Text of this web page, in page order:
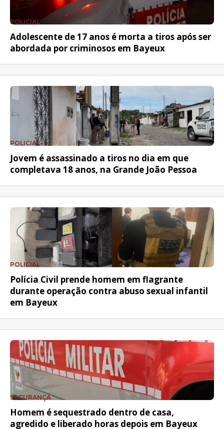
POLICIAL
Adolescente de 17 anos é morta a tiros após ser
abordada por criminosos em Bayeux
POLICIAL
Jovem é assassinado a tiros no dia em que
completava 18 anos, na Grande João Pessoa
POLICIAL
Polícia Civil prende homem em flagrante
durante operação contra abuso sexual infantil
em Bayeux
SEGURANÇA
Homem é sequestrado dentro de casa,
agredido e liberado horas depois em Bayeux